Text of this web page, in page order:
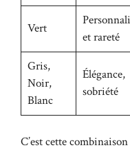
Vert
et rareté
Gris,
Noir,
Blanc
Élégance,
sobriété
C’est cette